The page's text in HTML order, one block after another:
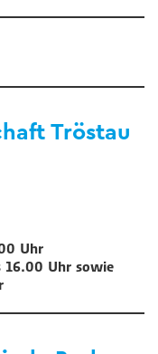
Tröstau
Uhr
16.00 Uhr sowie